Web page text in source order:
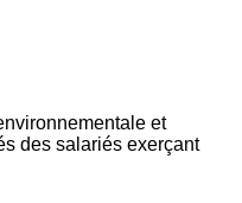
et
des salariés exerçant